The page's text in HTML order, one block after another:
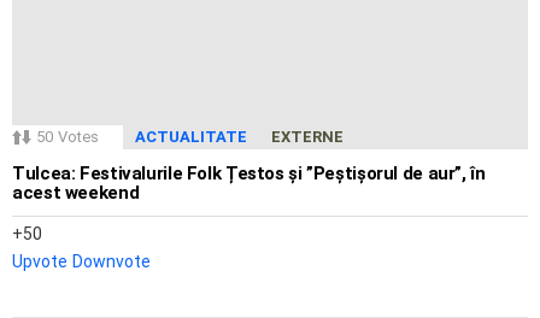
50 Votes ACTUALITATE EXTERNE
Tulcea: Festivalurile Folk Țestos și ”Peștișorul de aur”, în
acest weekend
50
Upvote Downvote